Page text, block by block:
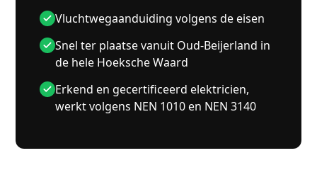
Vluchtwegaanduiding volgens de eisen
Snel ter plaatse vanuit Oud-Beijerland in
de hele Hoeksche Waard
Erkend en gecertificeerd elektricien,
werkt volgens NEN 1010 en NEN 3140